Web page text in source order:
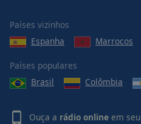
Países vizinhos
Espanha
Marrocos
Países populares
Brasil
Colômbia
Ouça a rádio online em